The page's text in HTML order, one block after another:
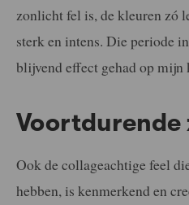
zonlicht fel is, de kleuren zó
sterk en intens. Die periode
blijvend effect gehad op mijn
Ook de collageachtige feel
hebben, is kenmerkend en